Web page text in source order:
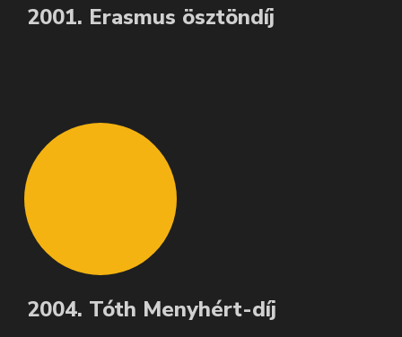
2001. Erasmus ösztöndíj
2004. Tóth Menyhért-díj